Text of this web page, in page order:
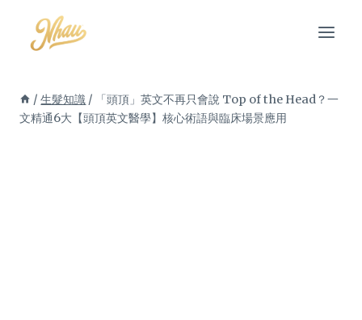
content
/ 生髮知識 /
「頭頂」英文不再只會說 Top of the Head？一
文精通6大【頭頂英文醫學】核心術語與臨床場景應用